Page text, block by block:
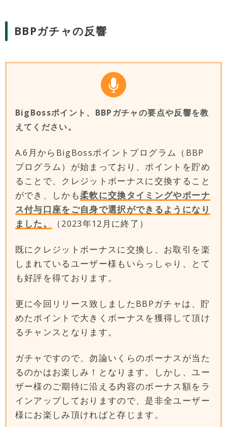
BBPガチャの反響
BigBossポイント、BBPガチャの要点や反響を教
えてください。
A.6月からBigBossポイントプログラム（BBP
プログラム）が始まっており、ポイントを貯め
ることで、クレジットボーナスに交換すること
ができ、しかも柔軟に交換タイミングやボーナ
ス付与口座をご自身で選択ができるようになり
ました。
（2023年12月に終了）
既にクレジットボーナスに交換し、お取引を楽
しまれているユーザー様もいらっしゃり、とて
も好評を得ております。
更に今回リリース致しましたBBPガチャは、貯
めたポイントで大きくボーナスを獲得して頂け
るチャンスとなります。
ガチャですので、勿論いくらのボーナスが当た
るのかはお楽しみ！となります。しかし、ユー
ザー様のご期待に沿える内容のボーナス額をラ
インアップしておりますので、是非全ユーザー
様にお楽しみ頂ければと存じます。